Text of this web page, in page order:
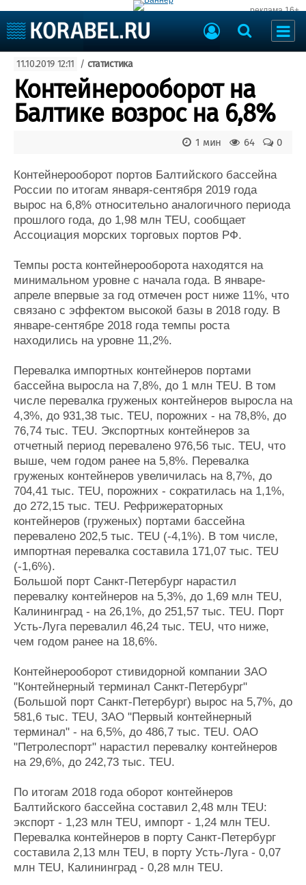
реклама 16+
Судоходство
Судоремонт
События
Пресс-релизы
Порты
Еще
Судостроение
Пульс
Новости
Репутация
Работа
Крюинг
Журнал
Реклама
Торговая площадка
Доска объявлений
Продажа флота
Изделия
Материалы
Услуги
Конференции
Выставки и семинары
Личности
Словарь
Флот
Галерея флота
Отзывы
Все службы
11.10.2019 12:11 / статистика
Контейнерооборот на
Балтике возрос на 6,8%
0
64
1 мин
Контейнерооборот портов Балтийского бассейна
России по итогам января-сентября 2019 года
вырос на 6,8% относительно аналогичного периода
прошлого года, до 1,98 млн TEU, сообщает
Ассоциация морских торговых портов РФ.
Темпы роста контейнерооборота находятся на
минимальном уровне с начала года. В январе-
апреле впервые за год отмечен рост ниже 11%, что
связано с эффектом высокой базы в 2018 году. В
январе-сентябре 2018 года темпы роста
находились на уровне 11,2%.
Перевалка импортных контейнеров портами
бассейна выросла на 7,8%, до 1 млн TEU. В том
числе перевалка груженых контейнеров выросла на
4,3%, до 931,38 тыс. TEU, порожних - на 78,8%, до
76,74 тыс. TEU. Экспортных контейнеров за
отчетный период перевалено 976,56 тыс. TEU, что
выше, чем годом ранее на 5,8%. Перевалка
груженых контейнеров увеличилась на 8,7%, до
704,41 тыс. TEU, порожних - сократилась на 1,1%,
до 272,15 тыс. TEU. Рефрижераторных
контейнеров (груженых) портами бассейна
перевалено 202,5 тыс. TEU (-4,1%). В том числе,
импортная перевалка составила 171,07 тыс. TEU
(-1,6%).
Большой порт Санкт-Петербург нарастил
перевалку контейнеров на 5,3%, до 1,69 млн TEU,
Калининград - на 26,1%, до 251,57 тыс. TEU. Порт
Усть-Луга перевалил 46,24 тыс. TEU, что ниже,
чем годом ранее на 18,6%.
Контейнерооборот стивидорной компании ЗАО
"Контейнерный терминал Санкт-Петербург"
(Большой порт Санкт-Петербург) вырос на 5,7%, до
581,6 тыс. TEU, ЗАО "Первый контейнерный
терминал" - на 6,5%, до 486,7 тыс. TEU. ОАО
"Петролеспорт" нарастил перевалку контейнеров
на 29,6%, до 242,73 тыс. TEU.
По итогам 2018 года оборот контейнеров
Балтийского бассейна составил 2,48 млн TEU:
экспорт - 1,23 млн TEU, импорт - 1,24 млн TEU.
Перевалка контейнеров в порту Санкт-Петербург
составила 2,13 млн TEU, в порту Усть-Луга - 0,07
млн TEU, Калининград - 0,28 млн TEU.